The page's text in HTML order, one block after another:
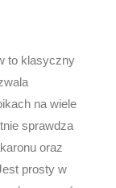
to klasyczny
na wiele
sprawdza
oraz
prosty w